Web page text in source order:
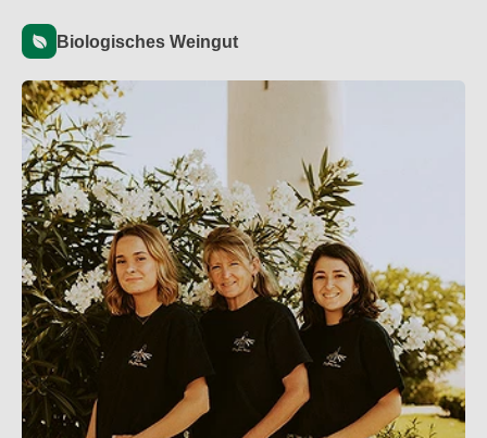
von Châteauneuf-du-Pape wider und überzeugen durch
Qualität und Tradition. Ein Muss für Weinliebhaber, die
nachhaltigen Genuss schätzen​.
Biologisches Weingut